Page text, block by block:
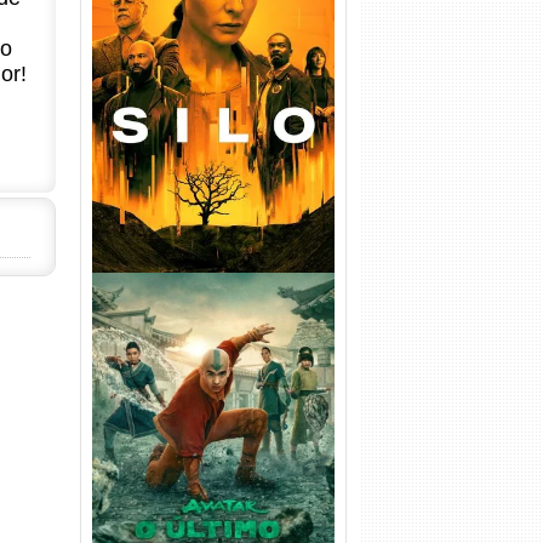
Silo 1ª Temporada Torrent
(2023) WEB-DL
720p/1080p/4K Dual Áudio
Avatar: O Último Mestre do
Ar 2ª Temporada Torrent
(2026) WEB-DL 1080p Dual
Áudio